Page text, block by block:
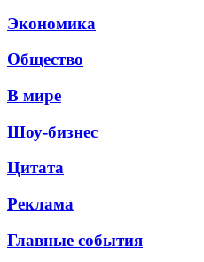
Экономика
Общество
В мире
Шоу-бизнес
Цитата
Реклама
Главные события